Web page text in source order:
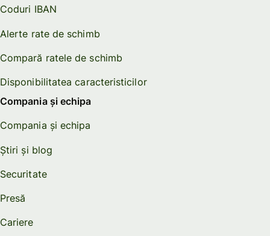
Coduri IBAN
Alerte rate de schimb
Compară ratele de schimb
Disponibilitatea caracteristicilor
Compania și echipa
Compania și echipa
Știri și blog
Securitate
Presă
Cariere